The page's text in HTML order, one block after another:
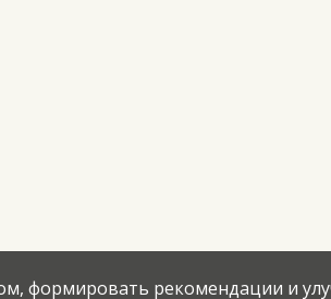
формировать рекомендации и